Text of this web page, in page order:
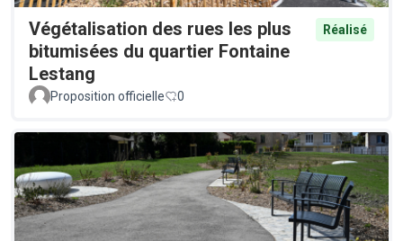
Végétalisation des rues les plus
bitumisées du quartier Fontaine
Lestang
Réalisé
Proposition officielle 0